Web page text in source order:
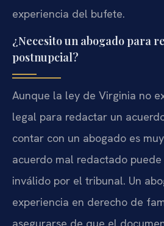
experiencia del bufete.
¿Necesito un abogado para
postnupcial?
Aunque la ley de Virginia no
legal para redactar un
contar con un abogado es
acuerdo mal redactado
inválido por el tribunal. Un
experiencia en derecho de